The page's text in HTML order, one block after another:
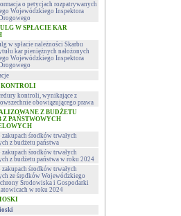
o petycjach rozpatrywanych
Wojewódzkiego Inspektora
W SPŁACIE KAR
w spłacie należności Skarbu
kar pieniężnych nałożonych
Wojewódzkiego Inspektora
kontroli, wynikające z
obowiązującego prawa
Z BUDŻETU
Z PAŃSTWOWYCH
zakupach środków trwałych
z budżetu państwa
zakupach środków trwałych
z budżetu państwa w roku 2024
zakupach środków trwałych
ze środków Wojewódzkiego
Środowiska i Gospodarki
w roku 2024